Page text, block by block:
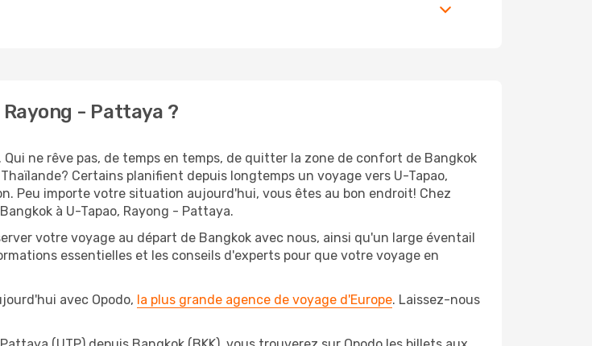
- Pattaya ?
ne rêve pas, de temps en temps, de quitter la zone de confort de Bangkok
Certains planifient depuis longtemps un voyage vers U-Tapao,
Peu importe votre situation aujourd'hui, vous êtes au bon endroit! Chez
à U-Tapao, Rayong - Pattaya.
votre voyage au départ de Bangkok avec nous, ainsi qu'un large éventail
essentielles et les conseils d'experts pour que votre voyage en
avec Opodo, la plus grande agence de voyage d'Europe. Laissez-nous